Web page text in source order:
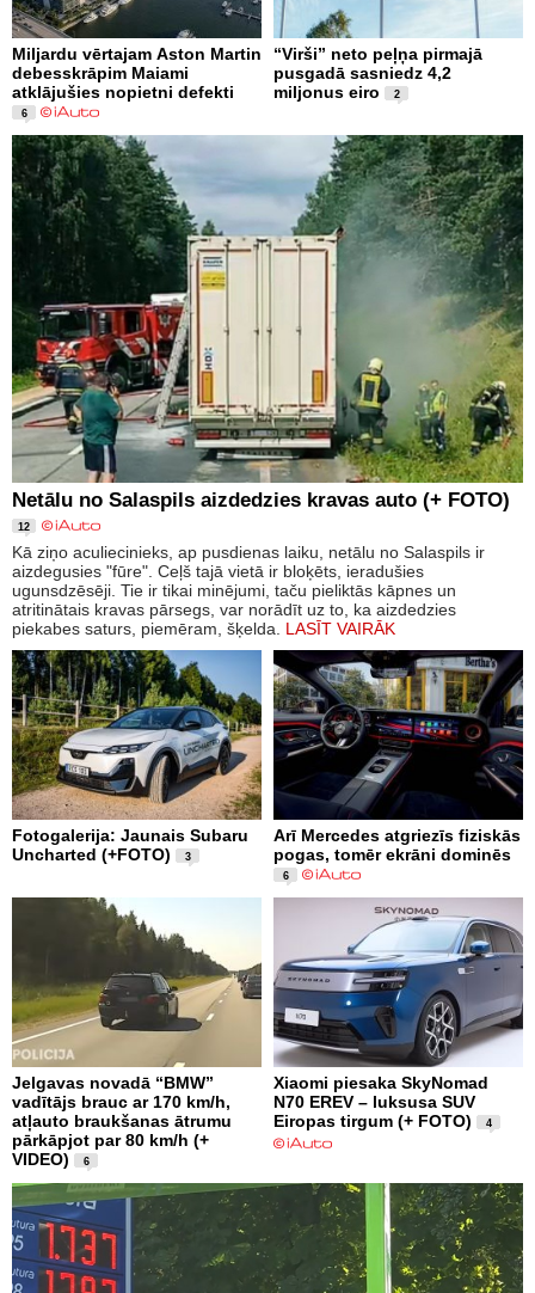
Miljardu vērtajam Aston Martin
debesskrāpim Maiami
atklājušies nopietni defekti
6
“Virši” neto peļņa pirmajā
pusgadā sasniedz 4,2
miljonus eiro
2
Netālu no Salaspils aizdedzies kravas auto (+ FOTO)
12
Kā ziņo aculiecinieks, ap pusdienas laiku, netālu no Salaspils ir
aizdegusies "fūre". Ceļš tajā vietā ir bloķēts, ieradušies
ugunsdzēsēji. Tie ir tikai minējumi, taču pieliktās kāpnes un
atritinātais kravas pārsegs, var norādīt uz to, ka aizdedzies
piekabes saturs, piemēram, šķelda. LASĪT VAIRĀK
Fotogalerija: Jaunais Subaru
Uncharted (+FOTO)
3
Arī Mercedes atgriezīs fiziskās
pogas, tomēr ekrāni dominēs
6
Jelgavas novadā “BMW”
vadītājs brauc ar 170 km/h,
atļauto braukšanas ātrumu
pārkāpjot par 80 km/h (+
VIDEO)
6
Xiaomi piesaka SkyNomad
N70 EREV – luksusa SUV
Eiropas tirgum (+ FOTO)
4